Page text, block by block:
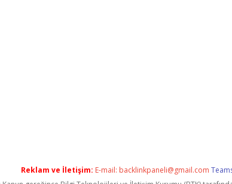
Reklam ve İletişim: E-mail: backlinkpaneli@gmail.com